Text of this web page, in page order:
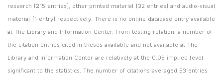
research (215 entries), other printed material (32 entries) and audio-visual
material (1 entry) respectively. There is no online database entry available
at The Library and Information Center. From testing relation, a number of
the citation entries cited in theses available and not available at The
Library and Information Center are relatively at the 0.05 implied level
significant to the statistics. The number of citations averaged 53 entries